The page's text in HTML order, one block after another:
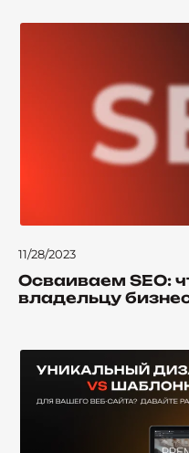
11/28/2023
Осваиваем SEO:
владельцу